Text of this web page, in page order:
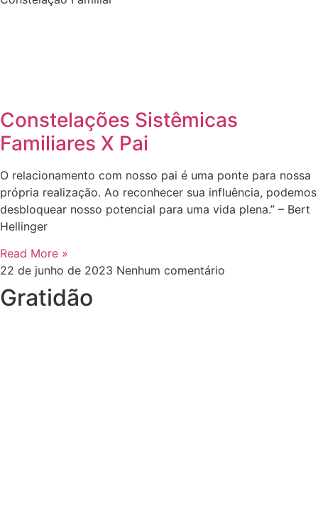
Constelações Sistêmicas
Familiares X Pai
O relacionamento com nosso pai é uma ponte para nossa
própria realização. Ao reconhecer sua influência, podemos
desbloquear nosso potencial para uma vida plena.” – Bert
Hellinger
Read More »
22 de junho de 2023 Nenhum comentário
Gratidão